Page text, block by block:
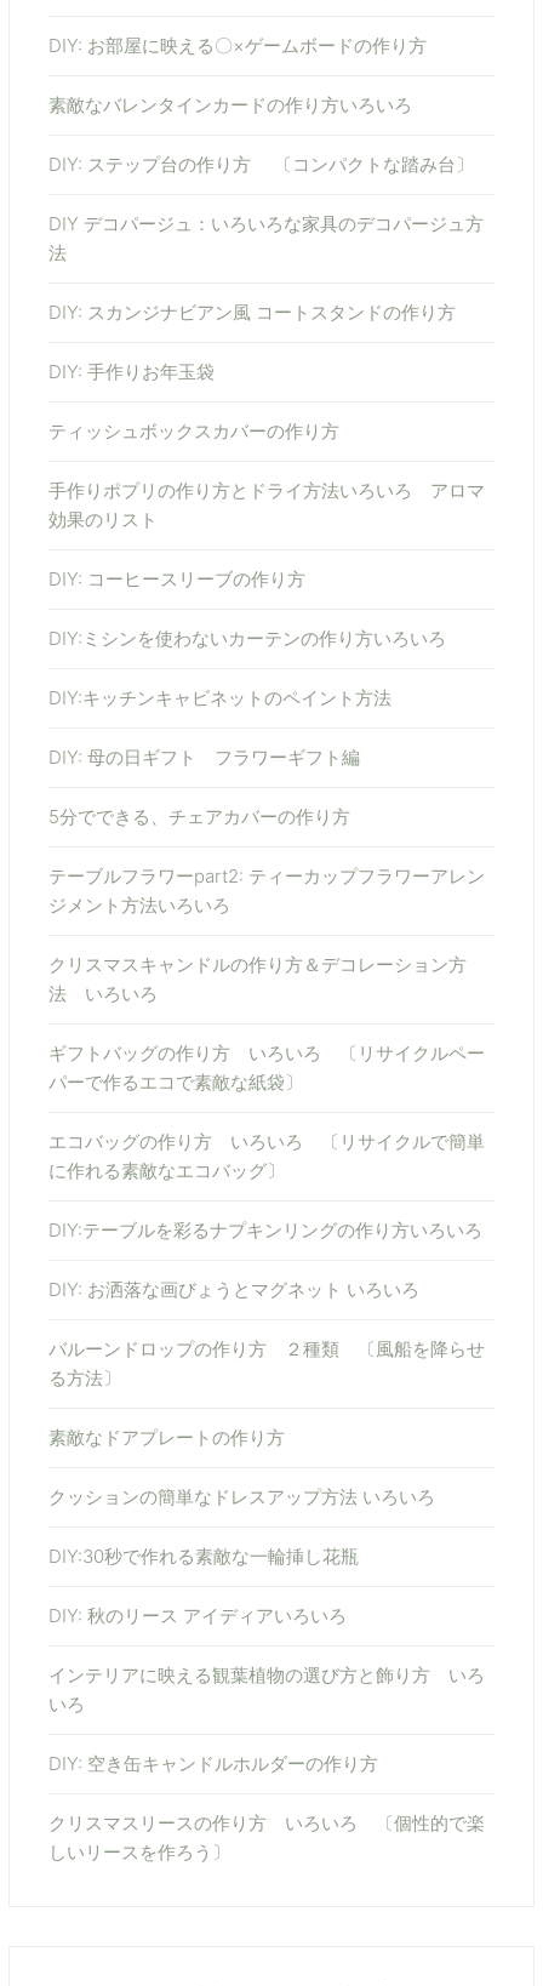
DIY: お部屋に映える〇×ゲームボードの作り方
素敵なバレンタインカードの作り方いろいろ
DIY: ステップ台の作り方 〔コンパクトな踏み台〕
DIY デコパージュ：いろいろな家具のデコパージュ方
法
DIY: スカンジナビアン風 コートスタンドの作り方
DIY: 手作りお年玉袋
ティッシュボックスカバーの作り方
手作りポプリの作り方とドライ方法いろいろ アロマ
効果のリスト
DIY: コーヒースリーブの作り方
DIY:ミシンを使わないカーテンの作り方いろいろ
DIY:キッチンキャビネットのペイント方法
DIY: 母の日ギフト フラワーギフト編
5分でできる、チェアカバーの作り方
テーブルフラワーpart2: ティーカップフラワーアレン
ジメント方法いろいろ
クリスマスキャンドルの作り方＆デコレーション方
法 いろいろ
ギフトバッグの作り方 いろいろ 〔リサイクルペー
パーで作るエコで素敵な紙袋〕
エコバッグの作り方 いろいろ 〔リサイクルで簡単
に作れる素敵なエコバッグ〕
DIY:テーブルを彩るナプキンリングの作り方いろいろ
DIY: お洒落な画びょうとマグネット いろいろ
バルーンドロップの作り方 ２種類 〔風船を降らせ
る方法〕
素敵なドアプレートの作り方
クッションの簡単なドレスアップ方法 いろいろ
DIY:30秒で作れる素敵な一輪挿し花瓶
DIY: 秋のリース アイディアいろいろ
インテリアに映える観葉植物の選び方と飾り方 いろ
いろ
DIY: 空き缶キャンドルホルダーの作り方
クリスマスリースの作り方 いろいろ 〔個性的で楽
しいリースを作ろう〕